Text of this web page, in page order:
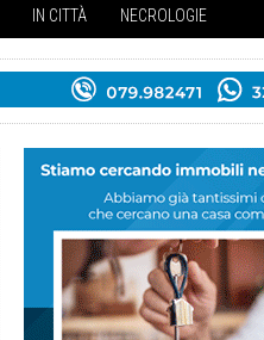
IN CITTÀ NECROLOGIE